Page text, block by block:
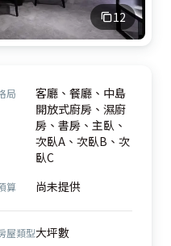
12
局
客廳、餐廳、中島
開放式廚房、濕廚
房、書房、主臥、
次臥A、次臥B、次
臥C
算 尚未提供
屋類型大坪數